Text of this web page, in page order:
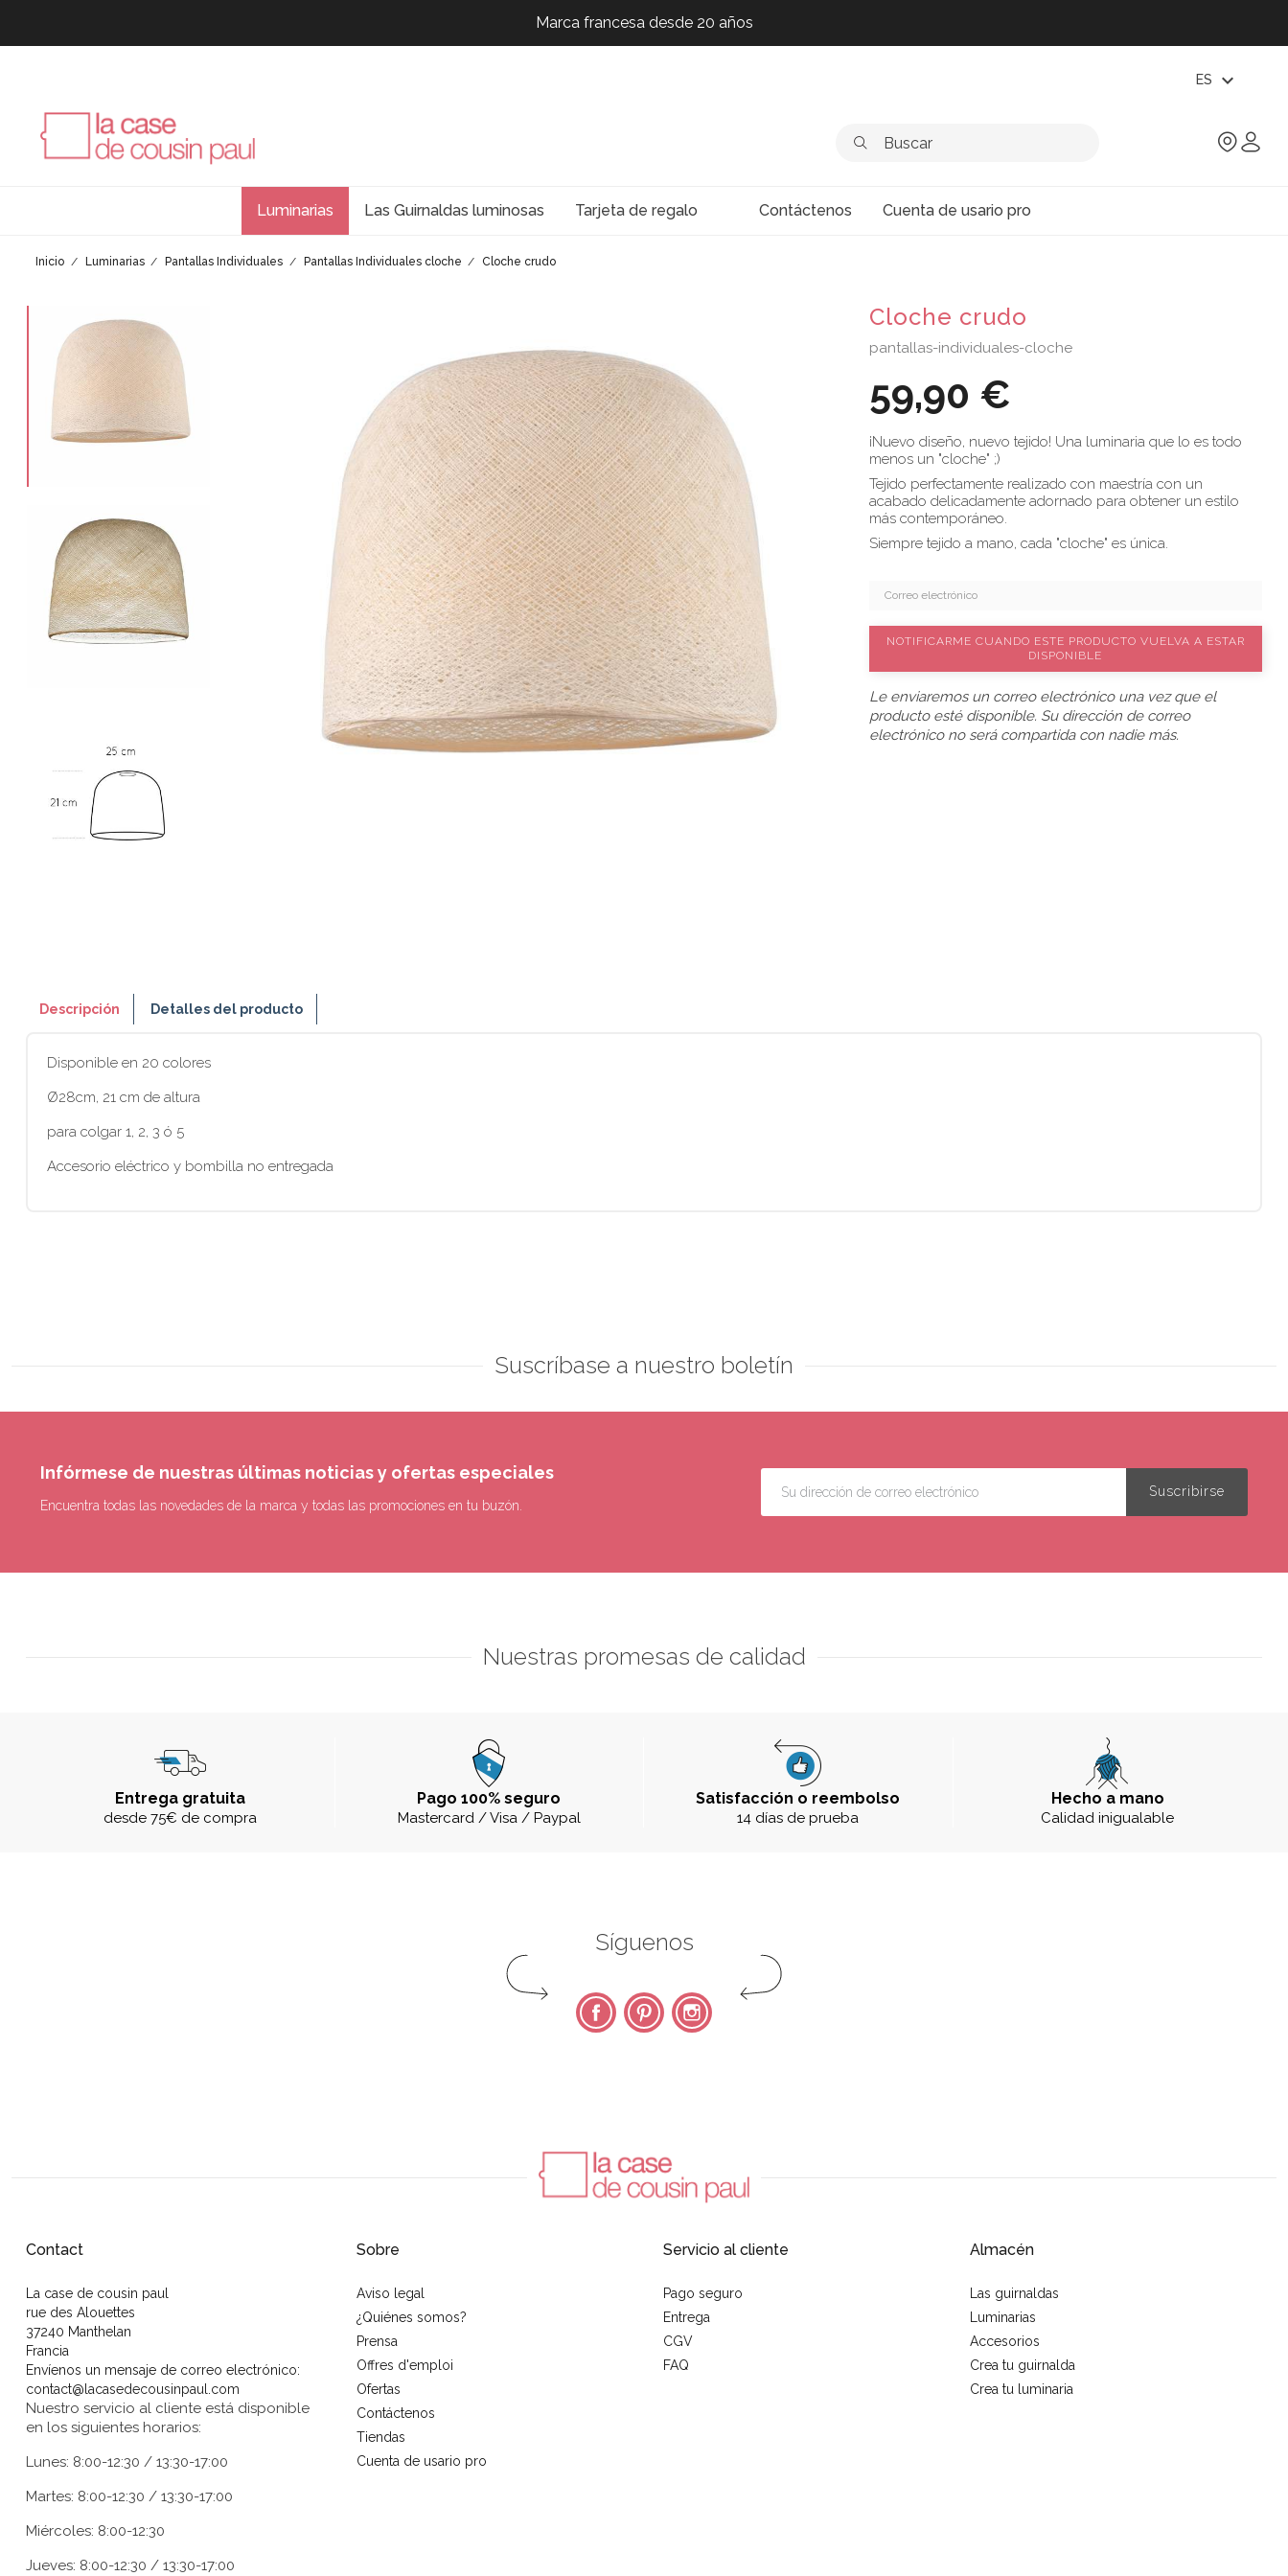
Marca francesa desde 20 años
Marca francesa desde 20 años
ES expand_more
Luminarias Las Guirnaldas luminosas Tarjeta de regalo Contáctenos Cuenta de usario pro
Inicio Luminarias Pantallas Individuales Pantallas Individuales cloche Cloche crudo
Cloche crudo
pantallas-individuales-cloche
59,90 €
¡Nuevo diseño, nuevo tejido! Una luminaria que lo es todo
menos un "cloche" ;)
Tejido perfectamente realizado con maestría con un
acabado delicadamente adornado para obtener un estilo
más contemporáneo.
Siempre tejido a mano, cada "cloche" es única.
NOTIFICARME CUANDO ESTE PRODUCTO VUELVA A ESTAR
DISPONIBLE
Le enviaremos un correo electrónico una vez que el
producto esté disponible. Su dirección de correo
electrónico no será compartida con nadie más.
Descripción Detalles del producto
Disponible en 20 colores
Ø28cm, 21 cm de altura
para colgar 1, 2, 3 ó 5
Accesorio eléctrico y bombilla no entregada
Suscríbase a nuestro boletín
Infórmese de nuestras últimas noticias y ofertas especiales
Encuentra todas las novedades de la marca y todas las promociones en tu buzón.
Nuestras promesas de calidad
Entrega gratuita
desde 75€ de compra
Pago 100% seguro
Mastercard / Visa / Paypal
Satisfacción o reembolso
14 días de prueba
Hecho a mano
Calidad inigualable
Síguenos
FacebookPinterest Instagram
Contact
La case de cousin paul
rue des Alouettes
37240 Manthelan
Francia
Envíenos un mensaje de correo electrónico:
contact@lacasedecousinpaul.com
Nuestro servicio al cliente está disponible
en los siguientes horarios:
Lunes: 8:00-12:30 / 13:30-17:00
Martes: 8:00-12:30 / 13:30-17:00
Miércoles: 8:00-12:30
Jueves: 8:00-12:30 / 13:30-17:00
Sobre
Aviso legal
¿Quiénes somos?
Prensa
Offres d'emploi
Ofertas
Contáctenos
Tiendas
Cuenta de usario pro
Servicio al cliente
Pago seguro
Entrega
CGV
FAQ
Almacén
Las guirnaldas
Luminarias
Accesorios
Crea tu guirnalda
Crea tu luminaria